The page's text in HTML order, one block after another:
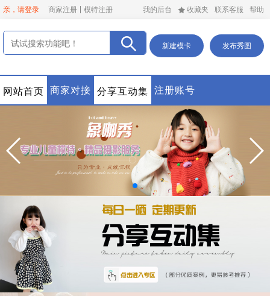
亲，请登录 商家注册 模特注册 我的后台 收藏夹 联系客服 帮助
新建模卡 发布秀图
网站首页 商家对接 分享互动集 注册账号